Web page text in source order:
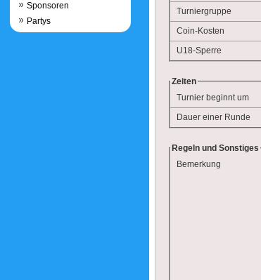
Turniergruppe
Coin-Kosten
U18-Sperre
Zeiten
Turnier beginnt um
Dauer einer Runde
Regeln und Sonstiges
Bemerkung
Sponsoren
Partys